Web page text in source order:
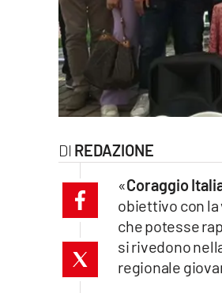
cosenzachannel.it
REDAZIONE
«Coraggio
obiettivo con la
che potesse
si rivedono
regionale